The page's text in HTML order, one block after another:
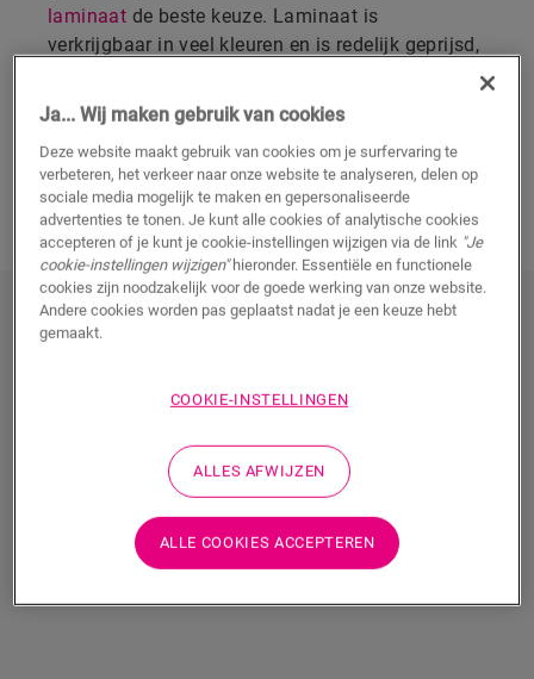
laminaat de beste keuze. Laminaat is
verkrijgbaar in veel kleuren en is redelijk geprijsd,
Bovendien kan laminaat jarenlang intensief
gebruikt worden zonder beschadigd te raken.
ONTDEK ONZE DONKERE LAMINAAT.
ONTDEK ONZE DONKERE
LAMINAAT
Ja... Wij maken gebruik van cookies
Deze website maakt gebruik van cookies om je surfervaring te
verbeteren, het verkeer naar onze website te analyseren, delen op
sociale media mogelijk te maken en gepersonaliseerde
advertenties te tonen. Je kunt alle cookies of analytische cookies
accepteren of je kunt je cookie-instellingen wijzigen via de link "Je
cookie-instellingen wijzigen"hieronder. Essentiële en functionele
cookies zijn noodzakelijk voor de goede werking van onze website.
Andere cookies worden pas geplaatst nadat je een keuze hebt
gemaakt.
COOKIE-INSTELLINGEN
ALLES AFWIJZEN
ALLE COOKIES ACCEPTEREN